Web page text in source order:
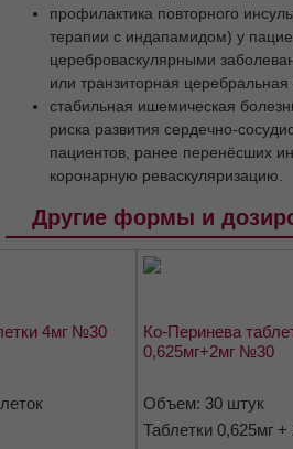
Показания
С осторожностью
Применение при
грудного вскармливания
Способ применения и дозы
Артериальная гипертензия
Профилактика повторного
заболеваниями в анамнезе
Побочное действие
лекарственными
Диуретические средства
профилактика повторного
терапии с индапамидом) у
цереброваскулярными
или транзиторная
стабильная ишемическая
риска развития сердечно-
пациентов, ранее перенёсших
коронарную реваскуляризацию.
Другие формы и
4мг №30
Ко-Перинева
0,625мг+2мг №30
Объем: 30 штук
Таблетки 0,625мг +